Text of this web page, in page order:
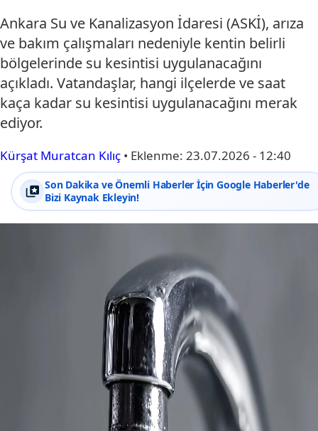
Ankara Su ve Kanalizasyon İdaresi (ASKİ), arıza
ve bakım çalışmaları nedeniyle kentin belirli
bölgelerinde su kesintisi uygulanacağını
açıkladı. Vatandaşlar, hangi ilçelerde ve saat
kaça kadar su kesintisi uygulanacağını merak
ediyor.
Kürşat Muratcan Kılıç • Eklenme: 23.07.2026 - 12:40
Son Dakika ve Önemli Haberler İçin Google Haberler'de
Bizi Kaynak Ekleyin!